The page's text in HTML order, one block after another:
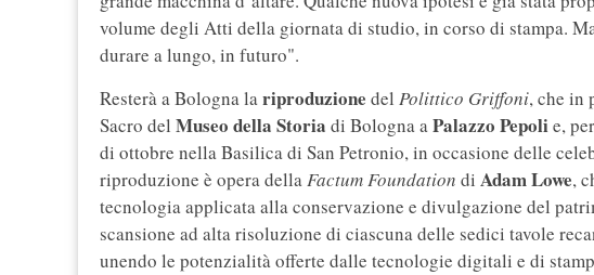
volume degli Atti della giornata di studio, in corso di stampa.
durare a lungo, in futuro".
Resterà a Bologna lariproduzione del Polittico Griffoni, che in
Sacro del Museo della Storia di Bologna aPalazzo Pepolie,
di ottobre nella Basilica di San Petronio, in occasione delle
riproduzione è opera dellaFactum Foundation di Adam Lowe,
tecnologia applicata alla conservazione e divulgazione del
scansione ad alta risoluzione di ciascuna delle sedici tavole
unendo le potenzialità offerte dalle tecnologie digitali e di